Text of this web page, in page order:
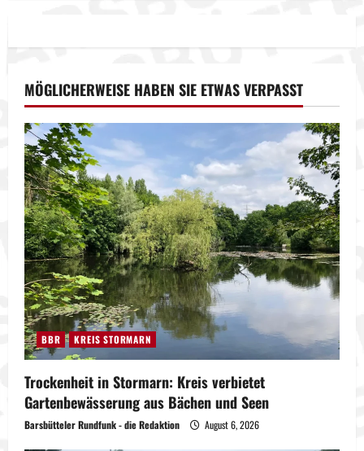
MÖGLICHERWEISE HABEN SIE ETWAS VERPASST
BBR KREIS STORMARN
Trockenheit in Stormarn: Kreis verbietet
Gartenbewässerung aus Bächen und Seen
Barsbütteler Rundfunk - die Redaktion August 6, 2026